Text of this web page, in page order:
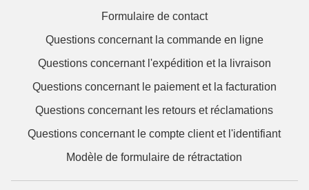
Formulaire de contact
Questions concernant la commande en ligne
Questions concernant l'expédition et la livraison
Questions concernant le paiement et la facturation
Questions concernant les retours et réclamations
Questions concernant le compte client et l'identifiant
Modèle de formulaire de rétractation